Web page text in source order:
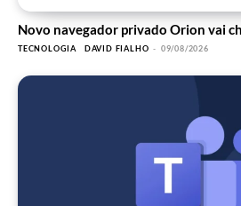
Novo navegador privado Orion vai
TECNOLOGIA DAVID FIALHO - 09/08/2026